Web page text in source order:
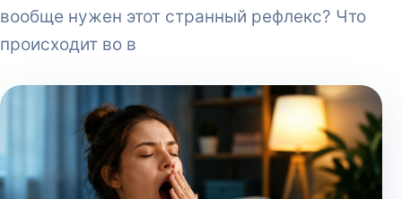
вообще нужен этот странный рефлекс? Что
происходит во в